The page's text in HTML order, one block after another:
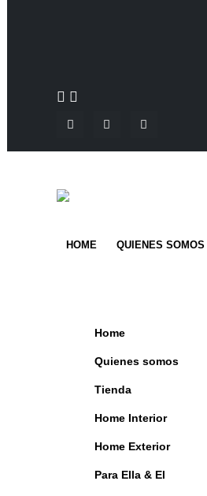
HOME QUIENES SOMOS
Home
Quienes somos
Tienda
Home Interior
Home Exterior
Para Ella & El